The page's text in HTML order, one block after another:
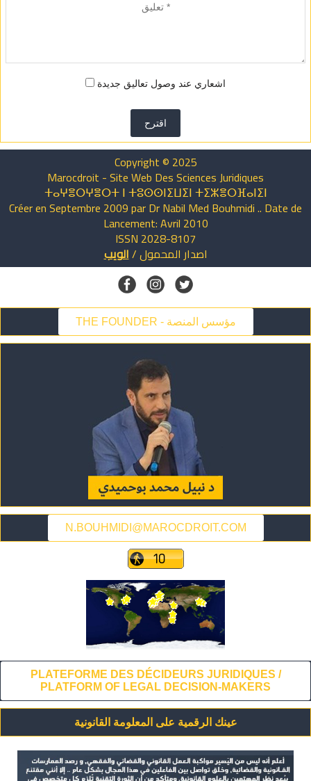
اشعاري عند وصول تعاليق جديدة
اقترح
Copyright © 2025
Marocdroit - Site Web Des Sciences Juridiques
ⵜⴰⵖⴻⵔⵖⴻⵔⵜ ⵏ ⵜⵓⵙⵙⵏⵉⵡⵉⵏ ⵜⵉⵣⴻⵔⴼⴰⵏⵉⵏ
Créer en Septembre 2009 par Dr Nabil Med Bouhmidi .. Date de
Lancement: Avril 2010
ISSN 2028-8107
اصدارالمحمول/الويب
THE FOUNDER - مؤسس المنصة
N.BOUHMIDI@MAROCDROIT.COM
PLATEFORME DES DÉCIDEURS JURIDIQUES /
PLATFORM OF LEGAL DECISION-MAKERS
عينك الرقمية على المعلومة القانونية